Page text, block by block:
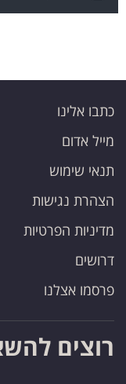
כתבו אלינו
מייל אדום
תנאי שימוש
הצהרת נגישות
מדיניות הפרטיות
דרושים
פרסמו אצלנו
רוצים